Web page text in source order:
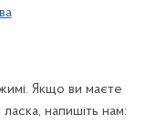
Якщо ви маєте
напишіть нам: